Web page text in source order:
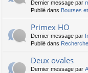
Dernier message par
Publié dans Bourses
Primex HO
Dernier message par
Publié dans
Deux ovales
Dernier message par